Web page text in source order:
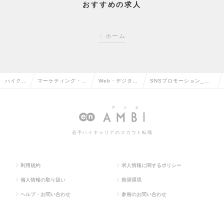
おすすめの求人
ホーム
ハイクラ マーケティング・販 Web・デジタル
の転職
SNSプロモーション_ス
若手ハイキャリアのスカウト転職
利用規約 求人情報に関するポリシー
個人情報の取り扱い 推奨環境
ヘルプ・お問い合わせ 参画のお問い合わせ